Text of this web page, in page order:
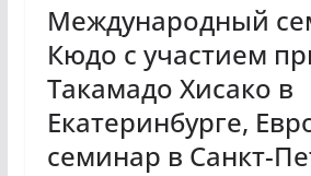
Международный
Кюдо с участием
Такамадо Хисако в
Екатеринбурге,
семинар в Санкт-